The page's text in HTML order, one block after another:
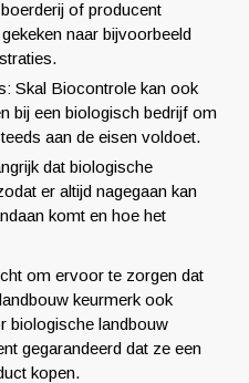
of producent
naar bijvoorbeeld
Skal Biocontrole kan ook
bij een biologisch bedrijf om
aan de eisen voldoet.
dat biologische
er altijd nagegaan kan
komt en hoe het
om ervoor te zorgen dat
keurmerk ook
biologische landbouw
gegarandeerd dat ze een
kopen.